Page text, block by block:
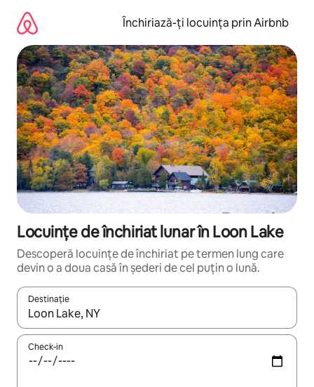
mergi
conținut
Închiriază-ți locuința prin Airbnb
Locuințe de închiriat lunar în Loon Lake
Descoperă locuințe de închiriat pe termen lung care
devin o a doua casă în șederi de cel puțin o lună.
Destinație
Când se încarcă rezultatele, navighează folosind tastele
Check-in